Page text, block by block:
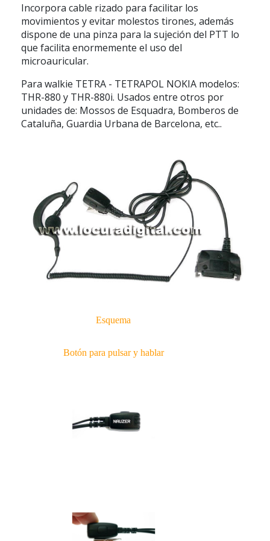
Incorpora cable rizado para facilitar los
movimientos y evitar molestos tirones, además
dispone de una pinza para la sujeción del PTT lo
que facilita enormemente el uso del
microauricular.
Para walkie TETRA - TETRAPOL NOKIA modelos:
THR-880 y THR-880i. Usados entre otros por
unidades de: Mossos de Esquadra, Bomberos de
Cataluña, Guardia Urbana de Barcelona, etc..
Esquema
Botón para pulsar y hablar